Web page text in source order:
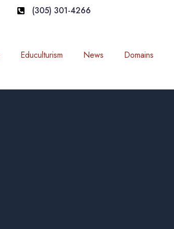
(305) 301-4266
Educulturism News Domains